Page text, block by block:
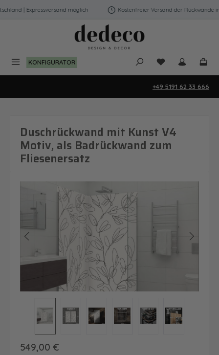
Zum Hauptinhalt springen
| Expressversand möglich Kostenfreier Versand der Rückwände in
KONFIGURATOR Du hast 0
+49 5191 62 33 666
Duschrückwand mit Kunst V4
Motiv, als Badrückwand zum
Fliesenersatz
Bildergalerie überspringen
Regulärer Preis:
549,00 €